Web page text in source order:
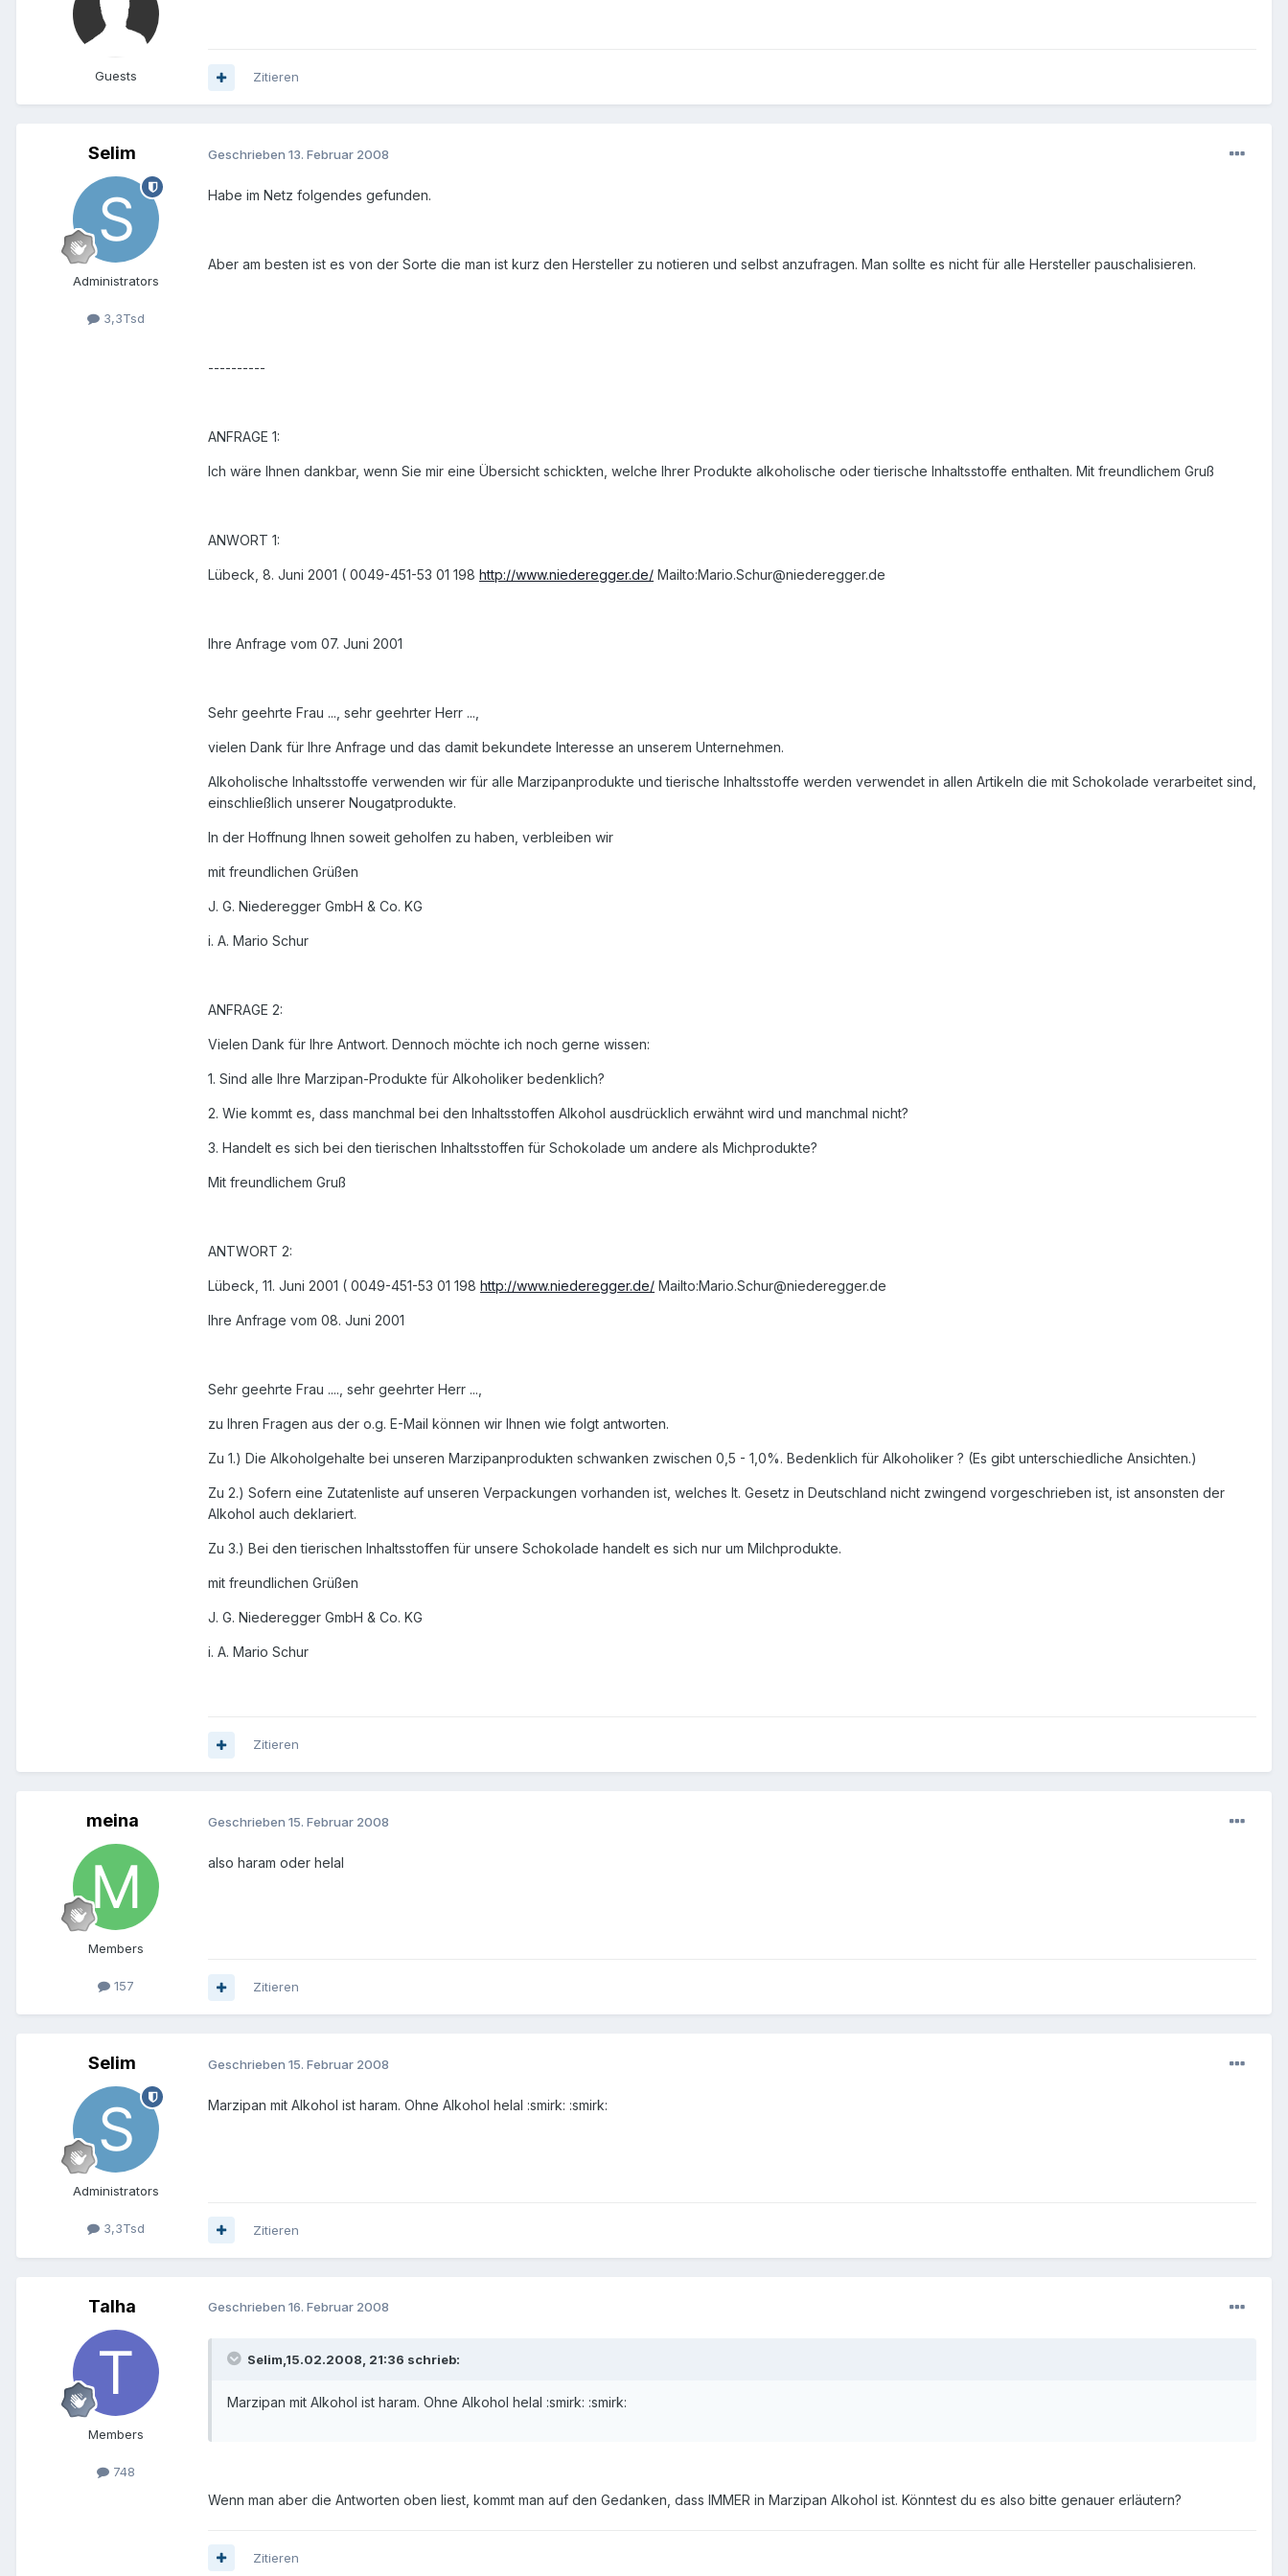
Guests Zitieren
Selim
Administrators
3,3Tsd
Geschrieben 13. Februar 2008
Habe im Netz folgendes gefunden.
Aber am besten ist es von der Sorte die man ist kurz den Hersteller zu notieren und selbst anzufragen. Man sollte es nicht für alle Hersteller pauschalisieren.
----------
ANFRAGE 1:
Ich wäre Ihnen dankbar, wenn Sie mir eine Übersicht schickten, welche Ihrer Produkte alkoholische oder tierische Inhaltsstoffe enthalten. Mit freundlichem Gruß
ANWORT 1:
Lübeck, 8. Juni 2001 ( 0049-451-53 01 198 http://www.niederegger.de/ Mailto:Mario.Schur@niederegger.de
Ihre Anfrage vom 07. Juni 2001
Sehr geehrte Frau ..., sehr geehrter Herr ...,
vielen Dank für Ihre Anfrage und das damit bekundete Interesse an unserem Unternehmen.
Alkoholische Inhaltsstoffe verwenden wir für alle Marzipanprodukte und tierische Inhaltsstoffe werden verwendet in allen Artikeln die mit Schokolade verarbeitet sind,
einschließlich unserer Nougatprodukte.
In der Hoffnung Ihnen soweit geholfen zu haben, verbleiben wir
mit freundlichen Grüßen
J. G. Niederegger GmbH & Co. KG
i. A. Mario Schur
ANFRAGE 2:
Vielen Dank für Ihre Antwort. Dennoch möchte ich noch gerne wissen:
1. Sind alle Ihre Marzipan-Produkte für Alkoholiker bedenklich?
2. Wie kommt es, dass manchmal bei den Inhaltsstoffen Alkohol ausdrücklich erwähnt wird und manchmal nicht?
3. Handelt es sich bei den tierischen Inhaltsstoffen für Schokolade um andere als Michprodukte?
Mit freundlichem Gruß
ANTWORT 2:
Lübeck, 11. Juni 2001 ( 0049-451-53 01 198 http://www.niederegger.de/ Mailto:Mario.Schur@niederegger.de
Ihre Anfrage vom 08. Juni 2001
Sehr geehrte Frau ...., sehr geehrter Herr ...,
zu Ihren Fragen aus der o.g. E-Mail können wir Ihnen wie folgt antworten.
Zu 1.) Die Alkoholgehalte bei unseren Marzipanprodukten schwanken zwischen 0,5 - 1,0%. Bedenklich für Alkoholiker ? (Es gibt unterschiedliche Ansichten.)
Zu 2.) Sofern eine Zutatenliste auf unseren Verpackungen vorhanden ist, welches lt. Gesetz in Deutschland nicht zwingend vorgeschrieben ist, ist ansonsten der
Alkohol auch deklariert.
Zu 3.) Bei den tierischen Inhaltsstoffen für unsere Schokolade handelt es sich nur um Milchprodukte.
mit freundlichen Grüßen
J. G. Niederegger GmbH & Co. KG
i. A. Mario Schur
Zitieren
meina
Members
157
Geschrieben 15. Februar 2008
also haram oder helal
Zitieren
Selim
Administrators
3,3Tsd
Geschrieben 15. Februar 2008
Marzipan mit Alkohol ist haram. Ohne Alkohol helal :smirk: :smirk:
Zitieren
Talha
Members
748
Geschrieben 16. Februar 2008
Selim,15.02.2008, 21:36 schrieb:
Marzipan mit Alkohol ist haram. Ohne Alkohol helal :smirk: :smirk:
Wenn man aber die Antworten oben liest, kommt man auf den Gedanken, dass IMMER in Marzipan Alkohol ist. Könntest du es also bitte genauer erläutern?
Zitieren